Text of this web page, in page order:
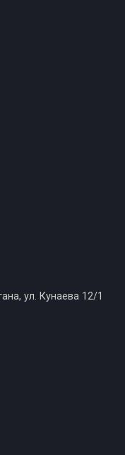
ул. Кунаева 12/1